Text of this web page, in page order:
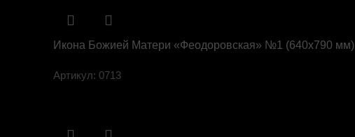
Икона Божией Матери «Феодоровская» №1 (640х790 мм)
Артикул: 0713